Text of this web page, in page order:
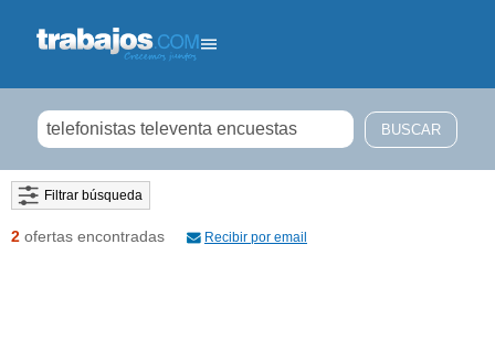
Filtrar búsqueda
2 ofertas encontradas Recibir por email